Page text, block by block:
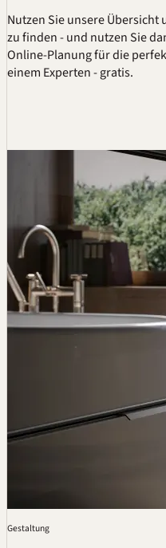
Nutzen Sie unsere
zu finden - und nutzen Sie
Online-Planungfür die
einem Experten - gratis.
Gestaltung